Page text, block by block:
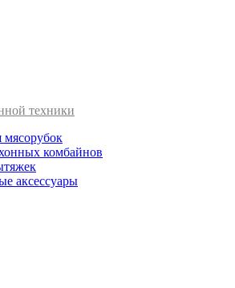
техники
мясорубок
комбайнов
аксессуары